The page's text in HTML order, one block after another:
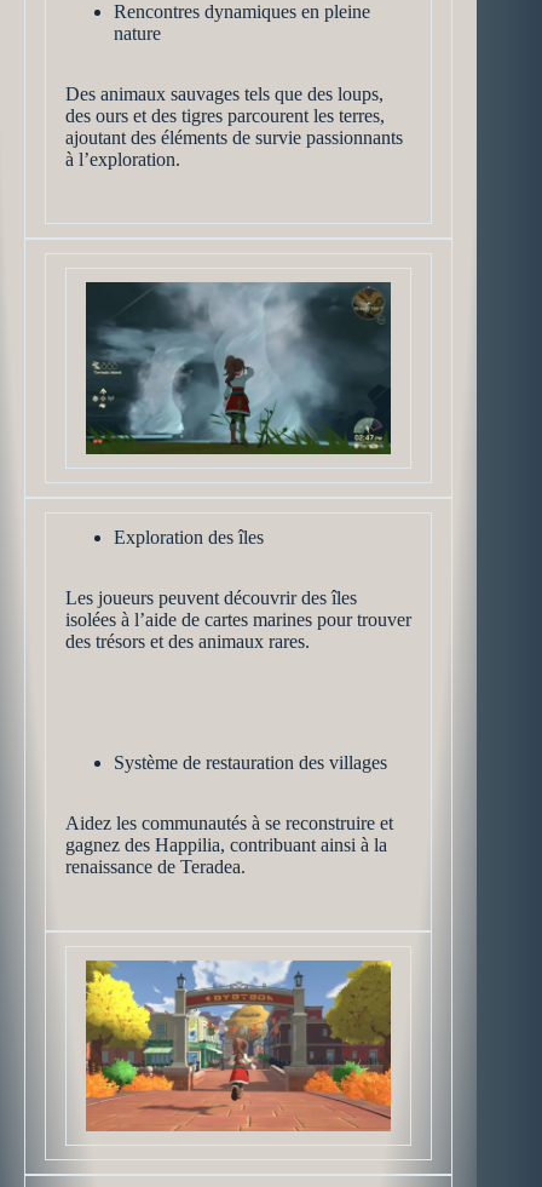
Rencontres dynamiques en pleine
nature
Des animaux sauvages tels que des loups,
des ours et des tigres parcourent les terres,
ajoutant des éléments de survie passionnants
à l’exploration.
Exploration des îles
Les joueurs peuvent découvrir des îles
isolées à l’aide de cartes marines pour trouver
des trésors et des animaux rares.
Système de restauration des villages
Aidez les communautés à se reconstruire et
gagnez des Happilia, contribuant ainsi à la
renaissance de Teradea.